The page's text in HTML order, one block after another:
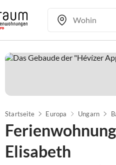
Startseite Europa Ungarn
Elisabeth